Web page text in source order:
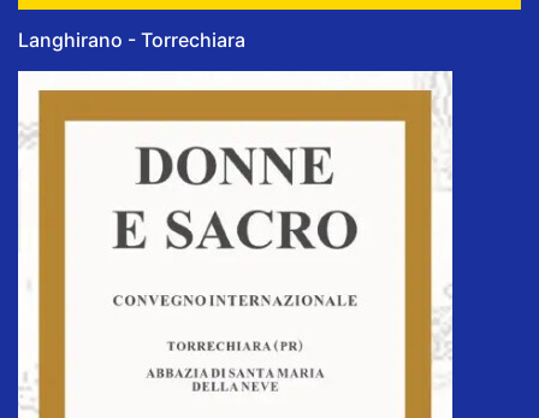
Langhirano - Torrechiara